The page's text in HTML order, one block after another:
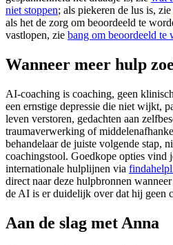
niet stoppen; als piekeren de lus is, zie
als het de zorg om beoordeeld te
vastlopen, zie bang om beoordeeld te
Wanneer meer hulp
AI-coaching is coaching, geen
een ernstige depressie die niet wijkt,
leven verstoren, gedachten aan
traumaverwerking of
behandelaar de juiste volgende stap,
coachingstool. Goedkope opties vind
internationale hulplijnen via
direct naar deze hulpbronnen
de AI is er duidelijk over dat hij geen
Aan de slag met Anna